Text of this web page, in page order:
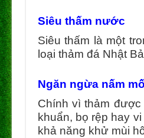
Siêu thấm nước
Siêu thấm là một
loại thảm đá Nhật
Ngăn ngừa nấm
Chính vì thảm
khuẩn, bọ rệp hay
khả năng khử mùi